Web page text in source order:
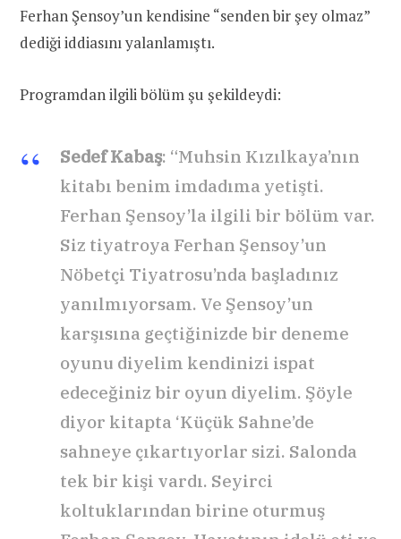
Ferhan Şensoy’un kendisine “senden bir şey olmaz”
dediği iddiasını yalanlamıştı.
Programdan ilgili bölüm şu şekildeydi:
Sedef Kabaş: “Muhsin Kızılkaya’nın
kitabı benim imdadıma yetişti.
Ferhan Şensoy’la ilgili bir bölüm var.
Siz tiyatroya Ferhan Şensoy’un
Nöbetçi Tiyatrosu’nda başladınız
yanılmıyorsam. Ve Şensoy’un
karşısına geçtiğinizde bir deneme
oyunu diyelim kendinizi ispat
edeceğiniz bir oyun diyelim. Şöyle
diyor kitapta ‘Küçük Sahne’de
sahneye çıkartıyorlar sizi. Salonda
tek bir kişi vardı. Seyirci
koltuklarından birine oturmuş